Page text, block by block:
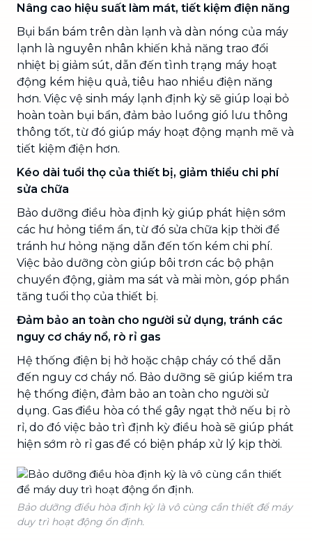
Nâng cao hiệu suất làm mát, tiết kiệm điện năng
Bụi bẩn bám trên dàn lạnh và dàn nóng của máy
lạnh là nguyên nhân khiến khả năng trao đổi
nhiệt bị giảm sút, dẫn đến tình trạng máy hoạt
động kém hiệu quả, tiêu hao nhiều điện năng
hơn. Việc vệ sinh máy lạnh định kỳ sẽ giúp loại bỏ
hoàn toàn bụi bẩn, đảm bảo luồng gió lưu thông
thông tốt, từ đó giúp máy hoạt động mạnh mẽ và
tiết kiệm điện hơn.
Kéo dài tuổi thọ của thiết bị, giảm thiểu chi phí
sửa chữa
Bảo dưỡng điều hòa định kỳ giúp phát hiện sớm
các hư hỏng tiềm ẩn, từ đó sửa chữa kịp thời để
tránh hư hỏng nặng dẫn đến tốn kém chi phí.
Việc bảo dưỡng còn giúp bôi trơn các bộ phận
chuyển động, giảm ma sát và mài mòn, góp phần
tăng tuổi thọ của thiết bị.
Đảm bảo an toàn cho người sử dụng, tránh các
nguy cơ cháy nổ, rò rỉ gas
Hệ thống điện bị hở hoặc chập cháy có thể dẫn
đến nguy cơ cháy nổ. Bảo dưỡng sẽ giúp kiểm tra
hệ thống điện, đảm bảo an toàn cho người sử
dụng. Gas điều hòa có thể gây ngạt thở nếu bị rò
rỉ, do đó việc bảo trì định kỳ điều hoà sẽ giúp phát
hiện sớm rò rỉ gas để có biện pháp xử lý kịp thời.
Bảo dưỡng điều hòa định kỳ là vô cùng cần thiết để máy
duy trì hoạt động ổn định.